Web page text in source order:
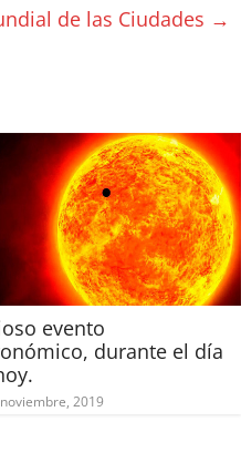
de las Ciudades →
evento
durante el día
2019